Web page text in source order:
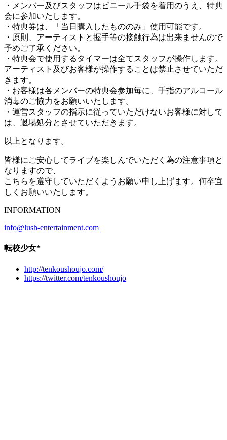
・メンバー及びスタッフはビニール手袋を着用のうえ、特典
会に参加いたします。
・特典券は、「当日購入したもののみ」使用可能です。
・原則、アーティストと握手等の接触行為は出来ませんので
予めご了承ください。
・特典会で使用するタイマーは全てスタッフが操作します。
アーティスト及びお客様が操作することは禁止させていただ
きます。
・お客様は各メンバーの特典会参加毎に、手指のアルコール
消毒のご協力をお願いいたします。
・運営スタッフの指示に従っていただけないお客様に対して
は、退場処分とさせていただきます。
以上となります。
皆様にご安心してライブを楽しんでいただく為の注意事項と
なりますので、
こちらを遵守していただくようお願い申し上げます。何卒宜
しくお願いいたします。
INFORMATION
info@lush-entertainment.com
転校少女*
http://tenkoushoujo.com/
https://twitter.com/tenkoushoujo